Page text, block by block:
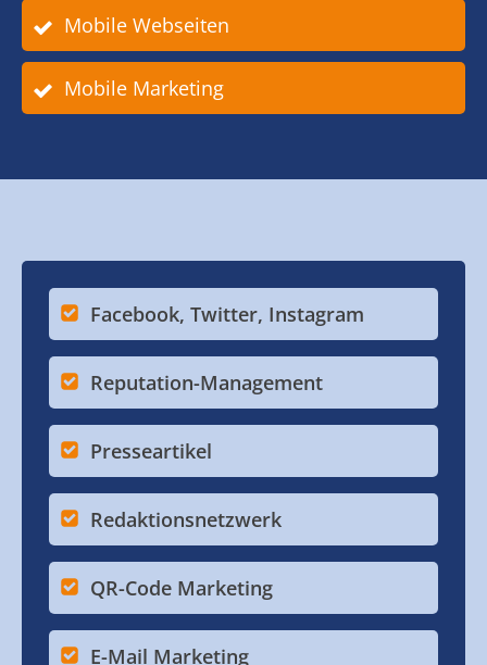
Mobile Webseiten
Mobile Marketing
Facebook, Twitter, Instagram
Reputation-Management
Presseartikel
Redaktionsnetzwerk
QR-Code Marketing
E-Mail Marketing